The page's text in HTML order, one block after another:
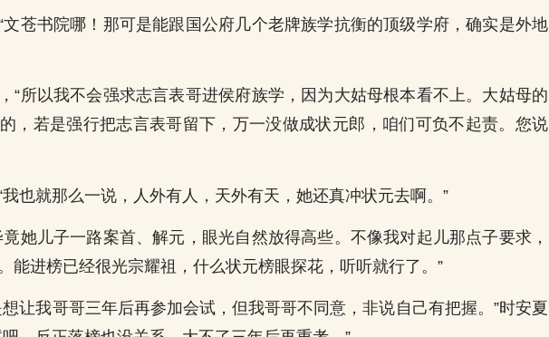
文苍书院哪！那可是能跟国公府几个老牌族学抗衡的顶级学府，确实是外地
“所以我不会强求志言表哥进侯府族学，因为大姑母根本看不上。大姑母的
，若是强行把志言表哥留下，万一没做成状元郎，咱们可负不起责。您说
也就那么一说，人外有人，天外有天，她还真冲状元去啊。”
竟她儿子一路案首、解元，眼光自然放得高些。不像我对起儿那点子要求，
能进榜已经很光宗耀祖，什么状元榜眼探花，听听就行了。”
让我哥哥三年后再参加会试，但我哥哥不同意，非说自己有把握。”时安夏